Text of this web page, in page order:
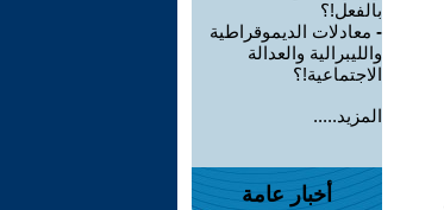
بالفعل!؟
- معادلات الديموقراطية
والليبرالية والعدالة
الاجتماعية!؟
المزيد.....
أخبار عامة